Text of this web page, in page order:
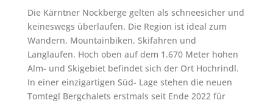
Die Kärntner Nockberge gelten als schneesicher und
keineswegs überlaufen. Die Region ist ideal zum
Wandern, Mountainbiken, Skifahren und
Langlaufen. Hoch oben auf dem 1.670 Meter hohen
Alm- und Skigebiet befindet sich der Ort Hochrindl.
In einer einzigartigen Süd- Lage stehen die neuen
Tomtegl Bergchalets erstmals seit Ende 2022 für